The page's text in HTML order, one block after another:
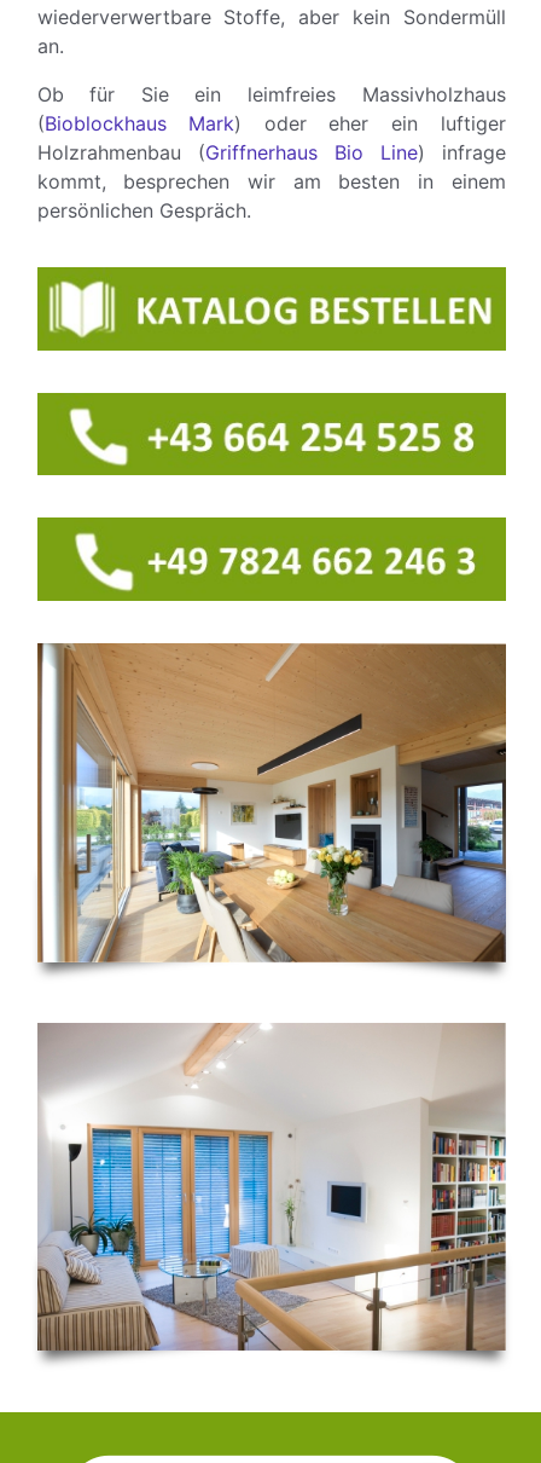
wiederverwertbare Stoffe, aber kein Sondermüll
an.
Ob für Sie ein leimfreies Massivholzhaus
(Bioblockhaus Mark) oder eher ein luftiger
Holzrahmenbau (Griffnerhaus Bio Line) infrage
kommt, besprechen wir am besten in einem
persönlichen Gespräch.